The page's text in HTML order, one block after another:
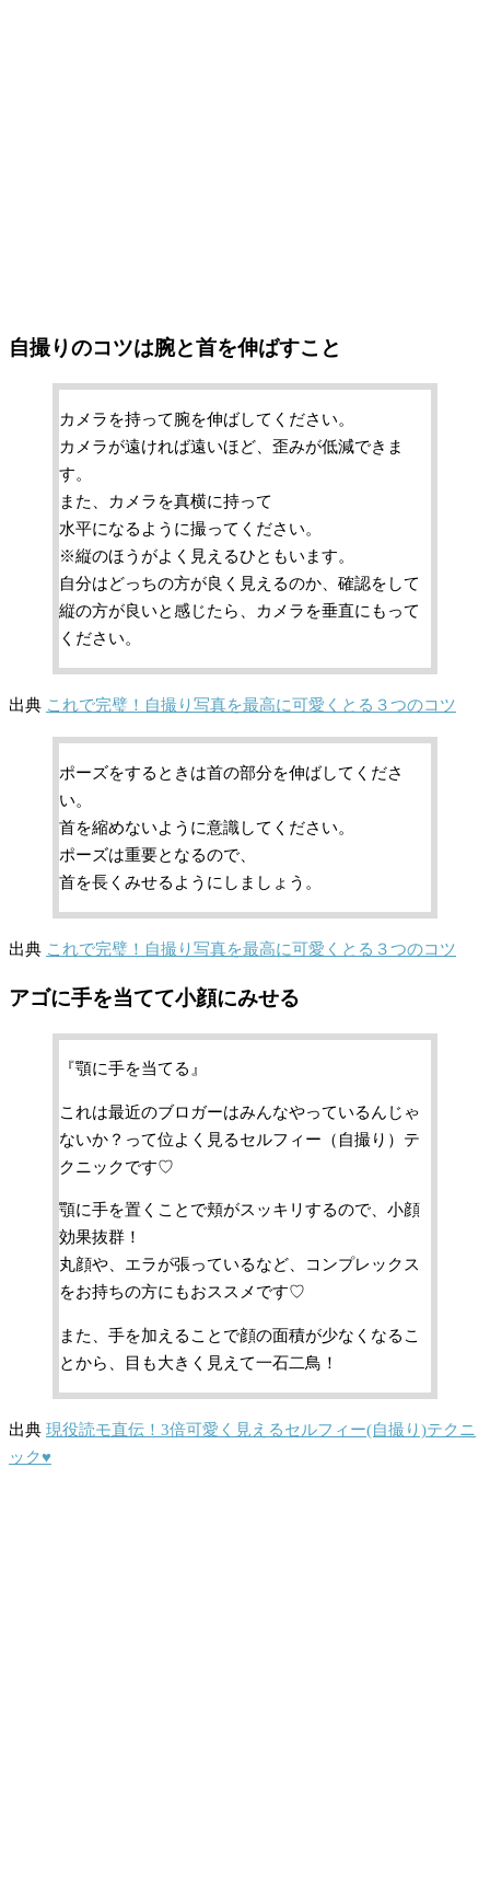
自撮りのコツは腕と首を伸ばすこと
カメラを持って腕を伸ばしてください。
カメラが遠ければ遠いほど、歪みが低減できま
す。
また、カメラを真横に持って
水平になるように撮ってください。
※縦のほうがよく見えるひともいます。
自分はどっちの方が良く見えるのか、確認をして
縦の方が良いと感じたら、カメラを垂直にもって
ください。
出典 これで完璧！自撮り写真を最高に可愛くとる３つのコツ
ポーズをするときは首の部分を伸ばしてくださ
い。
首を縮めないように意識してください。
ポーズは重要となるので、
首を長くみせるようにしましょう。
出典 これで完璧！自撮り写真を最高に可愛くとる３つのコツ
アゴに手を当てて小顔にみせる
『顎に手を当てる』
これは最近のブロガーはみんなやっているんじゃ
ないか？って位よく見るセルフィー（自撮り）テ
クニックです♡
顎に手を置くことで頬がスッキリするので、小顔
効果抜群！
丸顔や、エラが張っているなど、コンプレックス
をお持ちの方にもおススメです♡
また、手を加えることで顔の面積が少なくなるこ
とから、目も大きく見えて一石二鳥！
出典 現役読モ直伝！3倍可愛く見えるセルフィー(自撮り)テクニ
ック♥